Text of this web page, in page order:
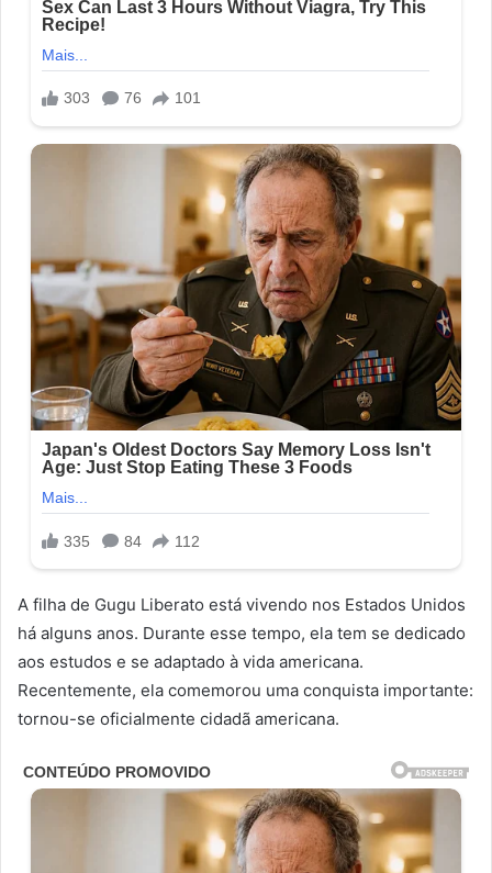
A filha de Gugu Liberato está vivendo nos Estados Unidos
há alguns anos. Durante esse tempo, ela tem se dedicado
aos estudos e se adaptado à vida americana.
Recentemente, ela comemorou uma conquista importante:
tornou-se oficialmente cidadã americana.